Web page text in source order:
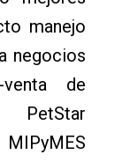
manejo
negocios
de
PetStar